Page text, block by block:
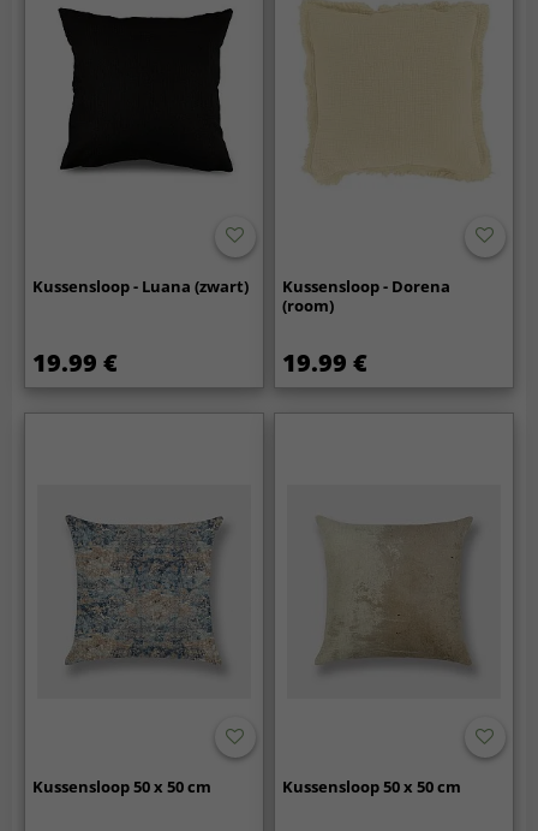
Kussensloop - Luana (zwart)
19.99 €
Kussensloop - Dorena
(room)
19.99 €
Kussensloop 50 x 50 cm Kussensloop 50 x 50 cm